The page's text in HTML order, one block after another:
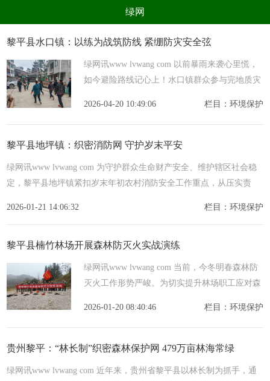
绿网
组织 养生 公益
生态 美食 健康 教育
亲子 电器 数码 旅游
时尚 家居 新技术 新能源
黎平县水口镇：以练为战筑防线 紧绷防灾安全弦
绿网讯www lvwang com 以前暴雨来袭心里慌，
如今避险路线记心上！水口镇群众参与完地质灾
减灾和应急
2026-04-20 10:49:06 栏目：环境保护
黎平县地坪镇：织密消防网 守护岁末平安
​绿网讯www lvwang com 为守护群众生命财产安全、维护辖区社会稳
定，黎平县地坪镇紧扣岁末年初农村消防安全工作重点，从压实责
2026-01-21 14:06:32
栏目：环境保护
黎平县楠竹林场开展森林防灭火实战演练
绿网讯www lvwang com 当前，今冬明春森林防
灭火工作形势严峻。为切实提升林场职工应对森
月19日上午，
2026-01-20 08:40:46 栏目：环境保护
贵州黎平：“林长制”织密森林保护网 479万亩林海常绿
绿网讯www lvwang com 近年来，贵州省黎平县以林长制为抓手，通